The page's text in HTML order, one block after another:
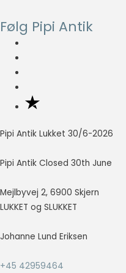
Følg Pipi Antik
Pipi Antik Lukket 30/6-2026
Pipi Antik Closed 30th June
Mejlbyvej 2, 6900 Skjern
LUKKET og SLUKKET
Johanne Lund Eriksen
+45 42959464